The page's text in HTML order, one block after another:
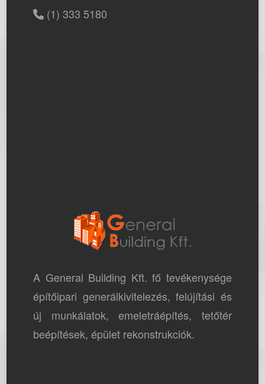
(1) 333 5180
A General Building Kft. fő tevékenysége
építőipari generálkivitelezés, felújítási és
új munkálatok, emeletráépítés, tetőtér
beépítések, épület rekonstrukciók.